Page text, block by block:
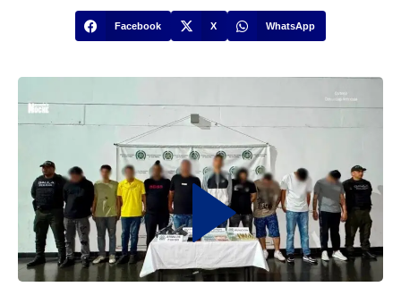
Facebook X WhatsApp